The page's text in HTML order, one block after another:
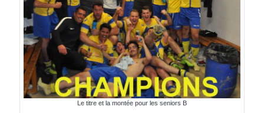
Le titre et la montée pour les seniors B